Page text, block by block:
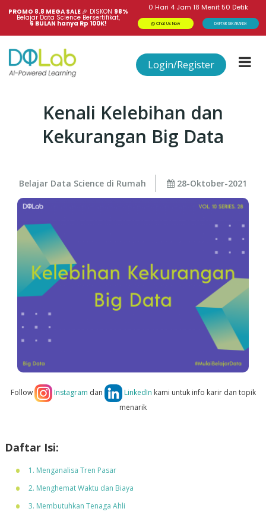
PROMO 8.8 MEGA SALE 🎉 DISKON 98%
Belajar Data Science Bersertifikat,
6 BULAN hanya Rp 100K!
0 Hari 4 Jam 18 Menit 49 Detik
Chat Us Now DAFTAR SEKARANG!
Login/Register
Kenali Kelebihan dan
Kekurangan Big Data
Belajar Data Science di Rumah 28-Oktober-2021
Follow Instagram dan LinkedIn kami untuk info karir dan topik
menarik
Daftar Isi:
1. Menganalisa Tren Pasar
2. Menghemat Waktu dan Biaya
3. Membutuhkan Tenaga Ahli